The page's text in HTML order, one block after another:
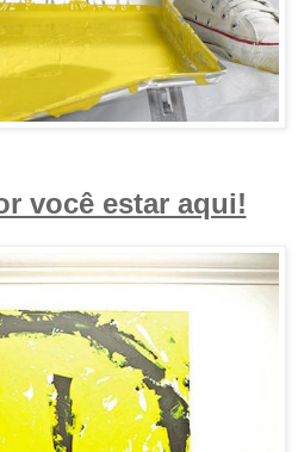
você estar aqui!